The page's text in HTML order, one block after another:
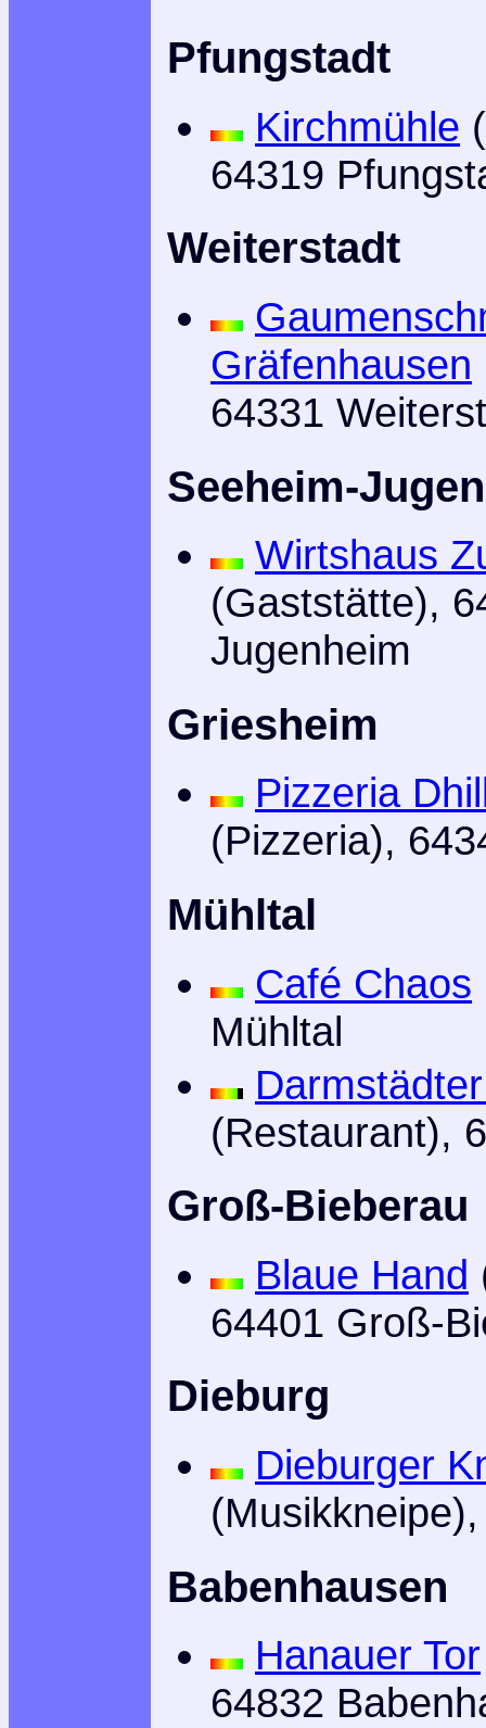
Pfungstadt
Kirchmühle
64319
Weiterstadt
Gräfenhausen
64331
Seeheim-
Wirtshaus
(Gaststätte),
Jugenheim
Griesheim
Pizzeria
(Pizzeria),
Mühltal
Café Chaos
Mühltal
(Restaurant),
Groß-Bieberau
Blaue Hand
64401 Groß-
Dieburg
Dieburger
Babenhausen
Hanauer Tor
64832